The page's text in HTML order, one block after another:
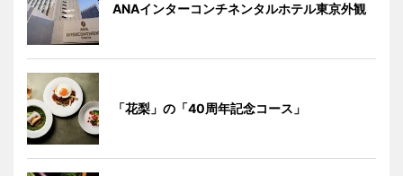
ANAインターコンチネンタルホテル東京外観
「花梨」の「40周年記念コース」